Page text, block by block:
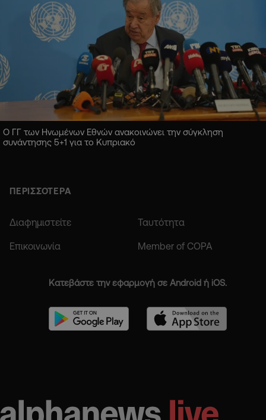
Ο ΓΓ των Ηνωμένων Εθνών ανακοινώνει την σύγκληση
συνάντησης 5+1 για το Κυπριακό
ΠΕΡΙΣΣΟΤΕΡΑ
Διαφημιστείτε Ταυτότητα
Επικοινωνία Member of COPA
Κατεβάστε την εφαρμογή σε Android ή iOS.